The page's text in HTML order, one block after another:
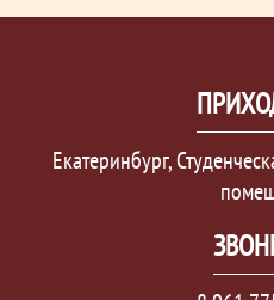
Екатеринбург,